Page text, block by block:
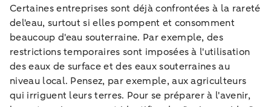
Certaines entreprises sont déjà confrontées à la rareté
del'eau, surtout si elles pompent et consomment
beaucoup d'eau souterraine. Par exemple, des
restrictions temporaires sont imposées à l'utilisation
des eaux de surface et des eaux souterraines au
niveau local. Pensez, par exemple, aux agriculteurs
qui irriguent leurs terres. Pour se préparer à l'avenir,